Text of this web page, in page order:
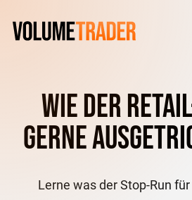
Wie der
gerne
Lerne was der Stop-Run